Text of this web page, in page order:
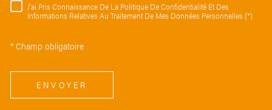
RÈGLEMENTATION
J'ai Pris Connaissance De La Politique De Confidentialité Et Des
Informations Relatives Au Traitement De Mes Données Personnelles (*)
* Champ obligatoire
ENVOYER